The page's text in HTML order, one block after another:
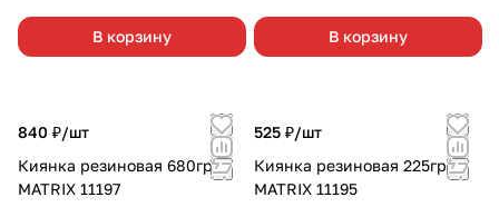
В корзину В корзину
840 ₽/шт
Киянка резиновая 680гр
MATRIX 11197
525 ₽/шт
Киянка резиновая 225гр
MATRIX 11195